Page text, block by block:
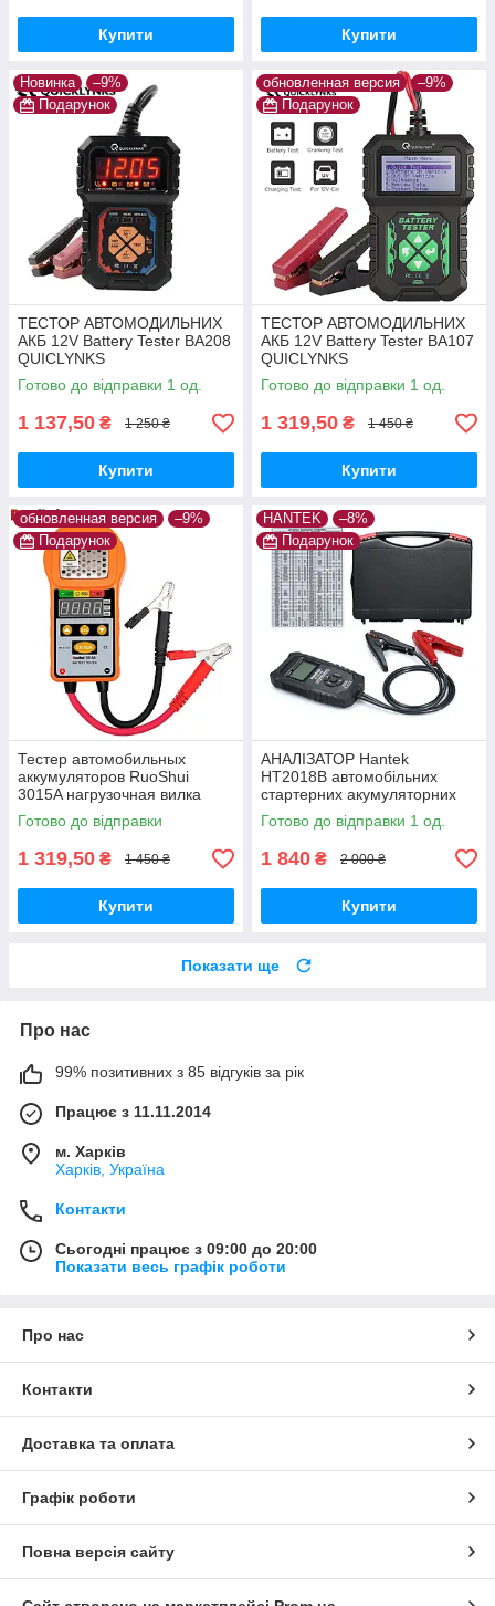
Купити Купити
Новинка
–9%
Подарунок
ТЕСТОР АВТОМОДИЛЬНИХ
АКБ 12V Battery Tester BA208
QUICLYNKS
Готово до відправки 1 од.
1 137,50 ₴ 1 250 ₴
Купити
обновленная версия
–9%
Подарунок
ТЕСТОР АВТОМОДИЛЬНИХ
АКБ 12V Battery Tester BA107
QUICLYNKS
Готово до відправки 1 од.
1 319,50 ₴ 1 450 ₴
Купити
обновленная версия
–9%
Подарунок
Тестер автомобильных
аккумуляторов RuoShui
3015A нагрузочная вилка
Готово до відправки
1 319,50 ₴ 1 450 ₴
Купити
HANTEK
–8%
Подарунок
АНАЛІЗАТОР Hantek
HT2018B автомобільних
стартерних акумуляторних
батарей, тесторі АКБ
Готово до відправки 1 од.
1 840 ₴ 2 000 ₴
Купити
Показати ще
Про нас
99% позитивних з 85 відгуків за рік
Працює з 11.11.2014
м. Харків
Харків, Україна
Контакти
Сьогодні працює з 09:00 до 20:00
Показати весь графік роботи
Про нас
Контакти
Доставка та оплата
Графік роботи
Повна версія сайту